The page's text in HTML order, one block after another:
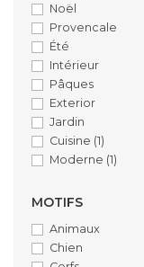
Noël
Provencale
Été
Intérieur
Pâques
Exterior
Jardin
Cuisine (1)
Moderne (1)
MOTIFS
Animaux
Chien